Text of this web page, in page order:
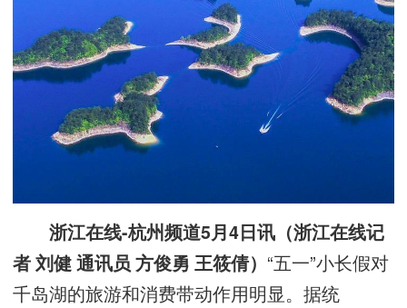
浙江在线-杭州频道5月4日讯（浙江在线记
者 刘健 通讯员 方俊勇 王筱倩） “五一”小长假对
千岛湖的旅游和消费带动作用明显。据统